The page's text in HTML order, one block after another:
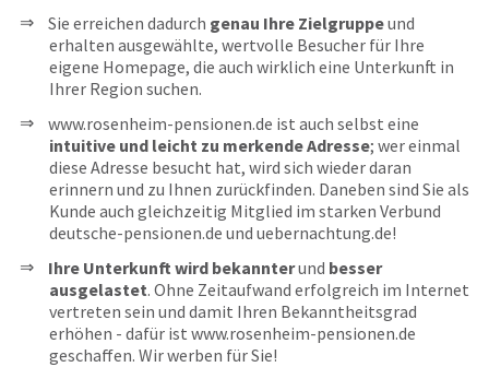
Sie erreichen dadurch genau Ihre Zielgruppeund
erhalten ausgewählte, wertvolle Besucher für Ihre
eigene Homepage, die auch wirklich eine Unterkunft in
Ihrer Region suchen.
www.rosenheim-pensionen.de ist auch selbst eine
intuitive und leicht zu merkende Adresse; wer einmal
diese Adresse besucht hat, wird sich wieder daran
erinnern und zu Ihnen zurückfinden. Daneben sind Sie als
Kunde auch gleichzeitig Mitglied im starken Verbund
deutsche-pensionen.de und uebernachtung.de!
Ihre Unterkunft wird bekannterund besser
ausgelastet. Ohne Zeitaufwand erfolgreich im Internet
vertreten sein und damit Ihren Bekanntheitsgrad
erhöhen - dafür ist www.rosenheim-pensionen.de
geschaffen. Wir werben für Sie!